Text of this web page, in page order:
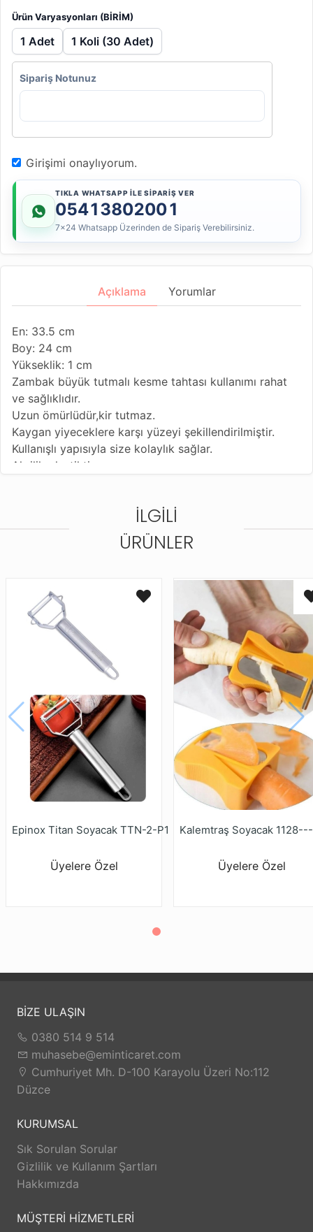
Ürün Varyasyonları (BİRİM)
1 Adet 1 Koli (30 Adet)
Sipariş Notunuz
Girişimi onaylıyorum.
TIKLA WHATSAPP İLE SİPARİŞ VER
05413802001
7x24 Whatsapp Üzerinden de Sipariş Verebilirsiniz.
Açıklama Yorumlar
En: 33.5 cm
Boy: 24 cm
Yükseklik: 1 cm
Zambak büyük tutmalı kesme tahtası kullanımı rahat
ve sağlıklıdır.
Uzun ömürlüdür,kir tutmaz.
Kaygan yiyeceklere karşı yüzeyi şekillendirilmiştir.
Kullanışlı yapısıyla size kolaylık sağlar.
Akrilik plastiktir.
İLGILI
ÜRÜNLER
Epinox Titan Soyacak TTN-2-P1
Üyelere Özel
Kalemtraş Soyacak 1128---
Üyelere Özel
BİZE ULAŞIN
0380 514 9 514
muhasebe@eminticaret.com
Cumhuriyet Mh. D-100 Karayolu Üzeri No:112
Düzce
KURUMSAL
Sık Sorulan Sorular
Gizlilik ve Kullanım Şartları
Hakkımızda
MÜŞTERİ HİZMETLERİ